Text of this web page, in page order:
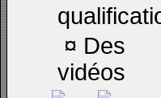
¤ Des
vidéos